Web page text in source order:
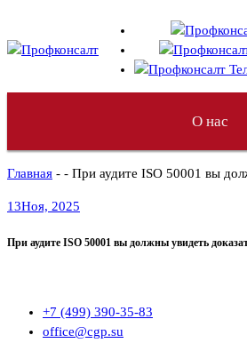
содержимому
О нас
Главная - - При аудите ISO 50001 вы
13Ноя, 2025
При аудите ISO 50001 вы должны увидеть
+7 (499) 390-35-83
office@cgp.su